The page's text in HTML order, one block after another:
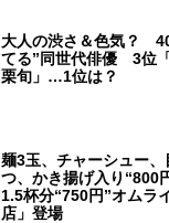
大人の渋さ＆色気？
てる”同世代俳優 3位
栗旬」…1位は？
麺3玉、チャーシュー
つ、かき揚げ入り
1.5杯分“750円”オムラ
店」登場